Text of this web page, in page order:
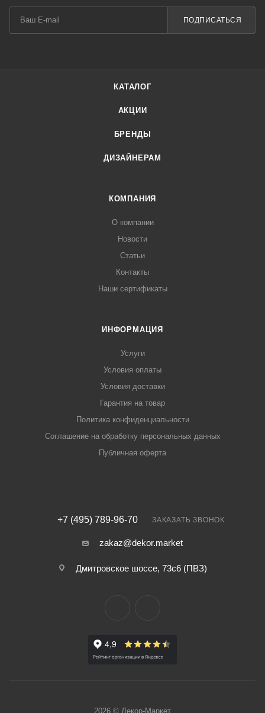
ПОДПИСАТЬСЯ
КАТАЛОГ
АКЦИИ
БРЕНДЫ
ДИЗАЙНЕРАМ
КОМПАНИЯ
О компании
Новости
Статьи
Контакты
Наши сертификаты
ИНФОРМАЦИЯ
Услуги
Условия оплаты
Условия доставки
Гарантия на товар
Политика конфиденциальности
Соглашение на обработку персональных данных
Публичная оферта
+7 (495) 789-96-70 ЗАКАЗАТЬ ЗВОНОК
zakaz@dekor.market
Дмитровское шоссе, 73с6 (ПВЗ)
2026 © Декор-Маркет